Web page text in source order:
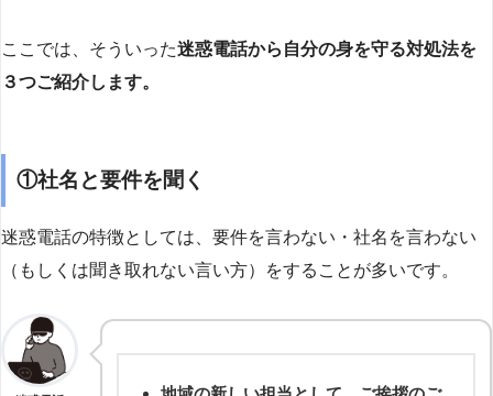
ここでは、そういった迷惑電話から自分の身を守る対処法を
３つご紹介します。
①社名と要件を聞く
迷惑電話の特徴としては、要件を言わない・社名を言わない
（もしくは聞き取れない言い方）をすることが多いです。